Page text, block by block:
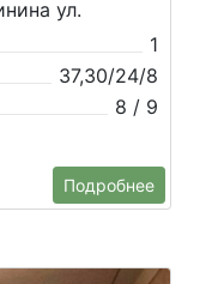
ул.
1
37,30/24/8
8 / 9
Подробнее